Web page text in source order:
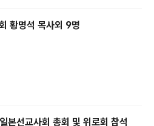
황명석 목사외 9명
선교사회 총회 및 위로회 참석